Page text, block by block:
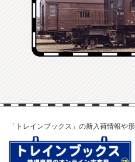
「トレインブックス」の新入荷情報や